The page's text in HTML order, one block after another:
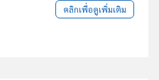
คลิกเพื่อดูเพิ่มเติม